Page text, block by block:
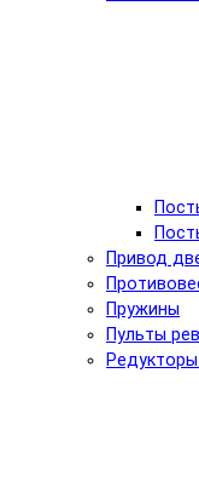
Привод
Пружины
Пульты